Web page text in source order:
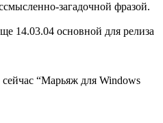
загадочной фразой.
14.03.04 основной для релиза
“Марьяж для Windows